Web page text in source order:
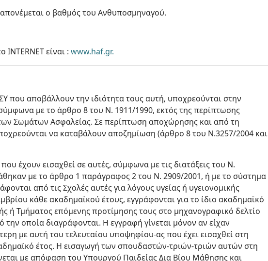
ο βαθμός του Ανθυποσμηναγού.
INTERNET είναι :www.haf.gr.
που αποβάλλουν την ιδιότητα τους αυτή, υποχρεούνται στην
με το άρθρο 8 του Ν. 1911/1990, εκτός της περίπτωσης
Σωμάτων Ασφαλείας. Σε περίπτωση αποχώρησης και από τη
να καταβάλουν αποζημίωση (άρθρο 8 του Ν.3257/2004 και
έχουν εισαχθεί σε αυτές, σύμφωνα με τις διατάξεις του Ν.
με το άρθρο 1 παράγραφος 2 του Ν. 2909/2001, ή με το σύστημα
από τις Σχολές αυτές για λόγους υγείας ή υγειονομικής
κάθε ακαδημαϊκού έτους, εγγράφονται για το ίδιο ακαδημαϊκό
ή Τμήματος επόμενης προτίμησης τους στο μηχανογραφικό δελτίο
οποία διαγράφονται. Η εγγραφή γίνεται μόνον αν είχαν
με αυτή του τελευταίου υποψηφίου-ας που έχει εισαχθεί στη
έτος. Η εισαγωγή των σπουδαστών-τριών-τριών αυτών στη
με απόφαση του Υπουργού Παιδείας Δια Βίου Μάθησης και